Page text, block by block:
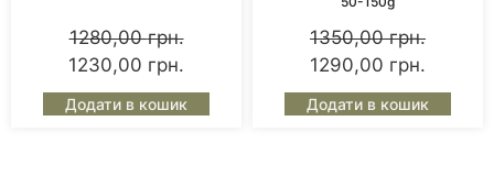
1280,00грн.
1230,00 грн.
Додати в кошик
1350,00грн.
1290,00 грн.
Додати в кошик